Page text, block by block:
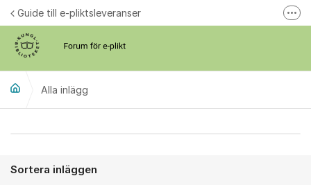
Hoppa till innehåll
Guide till e-pliktsleveranser
Alla inlägg
Sortera inläggen